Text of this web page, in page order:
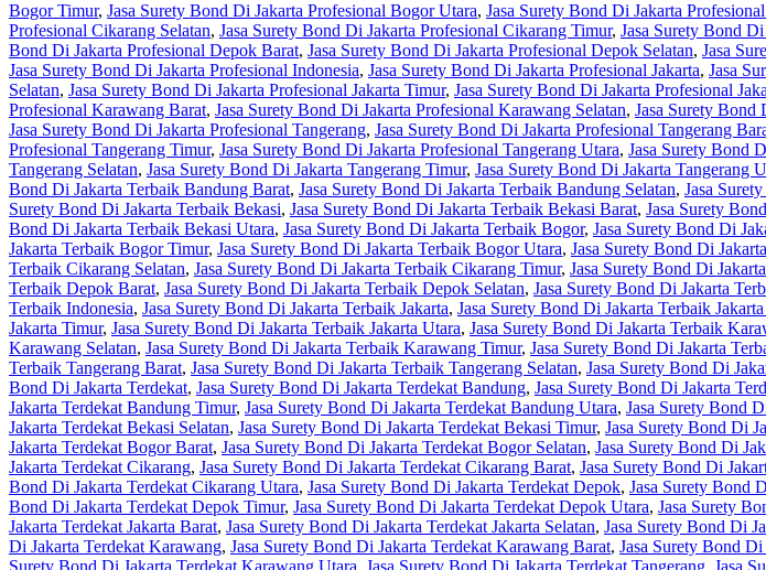
Bogor Timur, Jasa Surety Bond Di Jakarta Profesional Bogor Utara, Jasa Surety Bond Di Jakarta
Profesional Cikarang Selatan, Jasa Surety Bond Di Jakarta Profesional Cikarang Timur, Jasa Surety Bond
Bond Di Jakarta Profesional Depok Barat, Jasa Surety Bond Di Jakarta Profesional Depok Selatan, Jasa
Jasa Surety Bond Di Jakarta Profesional Indonesia, Jasa Surety Bond Di Jakarta Profesional Jakarta, Jasa
Selatan, Jasa Surety Bond Di Jakarta Profesional Jakarta Timur, Jasa Surety Bond Di Jakarta Profesional
Profesional Karawang Barat, Jasa Surety Bond Di Jakarta Profesional Karawang Selatan, Jasa Surety Bond
Jasa Surety Bond Di Jakarta Profesional Tangerang, Jasa Surety Bond Di Jakarta Profesional Tangerang
Profesional Tangerang Timur, Jasa Surety Bond Di Jakarta Profesional Tangerang Utara, Jasa Surety Bond
Tangerang Selatan, Jasa Surety Bond Di Jakarta Tangerang Timur, Jasa Surety Bond Di Jakarta Tangerang
Bond Di Jakarta Terbaik Bandung Barat, Jasa Surety Bond Di Jakarta Terbaik Bandung Selatan, Jasa
Surety Bond Di Jakarta Terbaik Bekasi, Jasa Surety Bond Di Jakarta Terbaik Bekasi Barat, Jasa Surety
Bond Di Jakarta Terbaik Bekasi Utara, Jasa Surety Bond Di Jakarta Terbaik Bogor, Jasa Surety Bond Di
Jakarta Terbaik Bogor Timur, Jasa Surety Bond Di Jakarta Terbaik Bogor Utara, Jasa Surety Bond Di
Terbaik Cikarang Selatan, Jasa Surety Bond Di Jakarta Terbaik Cikarang Timur, Jasa Surety Bond Di
Terbaik Depok Barat, Jasa Surety Bond Di Jakarta Terbaik Depok Selatan, Jasa Surety Bond Di Jakarta
Terbaik Indonesia, Jasa Surety Bond Di Jakarta Terbaik Jakarta, Jasa Surety Bond Di Jakarta Terbaik
Jakarta Timur, Jasa Surety Bond Di Jakarta Terbaik Jakarta Utara, Jasa Surety Bond Di Jakarta Terbaik
Karawang Selatan, Jasa Surety Bond Di Jakarta Terbaik Karawang Timur, Jasa Surety Bond Di Jakarta
Terbaik Tangerang Barat, Jasa Surety Bond Di Jakarta Terbaik Tangerang Selatan, Jasa Surety Bond Di
Bond Di Jakarta Terdekat, Jasa Surety Bond Di Jakarta Terdekat Bandung, Jasa Surety Bond Di Jakarta
Jakarta Terdekat Bandung Timur, Jasa Surety Bond Di Jakarta Terdekat Bandung Utara, Jasa Surety Bond
Jakarta Terdekat Bekasi Selatan, Jasa Surety Bond Di Jakarta Terdekat Bekasi Timur, Jasa Surety Bond Di
Jakarta Terdekat Bogor Barat, Jasa Surety Bond Di Jakarta Terdekat Bogor Selatan, Jasa Surety Bond Di
Jakarta Terdekat Cikarang, Jasa Surety Bond Di Jakarta Terdekat Cikarang Barat, Jasa Surety Bond Di
Bond Di Jakarta Terdekat Cikarang Utara, Jasa Surety Bond Di Jakarta Terdekat Depok, Jasa Surety Bond
Bond Di Jakarta Terdekat Depok Timur, Jasa Surety Bond Di Jakarta Terdekat Depok Utara, Jasa Surety
Jakarta Terdekat Jakarta Barat, Jasa Surety Bond Di Jakarta Terdekat Jakarta Selatan, Jasa Surety Bond Di
Di Jakarta Terdekat Karawang, Jasa Surety Bond Di Jakarta Terdekat Karawang Barat, Jasa Surety Bond